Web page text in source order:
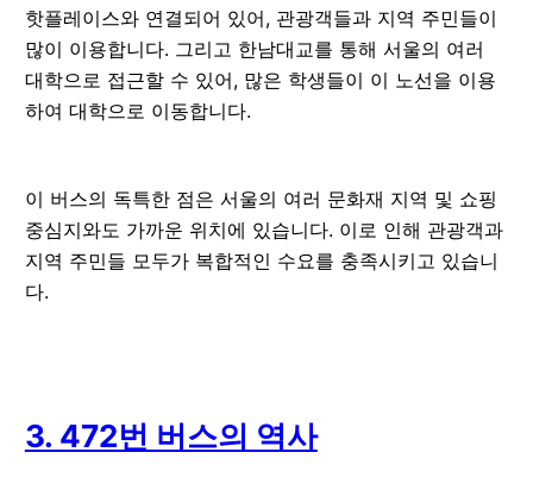
핫플레이스와 연결되어 있어, 관광객들과 지역 주민들이
많이 이용합니다. 그리고 한남대교를 통해 서울의 여러
대학으로 접근할 수 있어, 많은 학생들이 이 노선을 이용
하여 대학으로 이동합니다.
이 버스의 독특한 점은 서울의 여러 문화재 지역 및 쇼핑
중심지와도 가까운 위치에 있습니다. 이로 인해 관광객과
지역 주민들 모두가 복합적인 수요를 충족시키고 있습니
다.
3. 472번 버스의 역사